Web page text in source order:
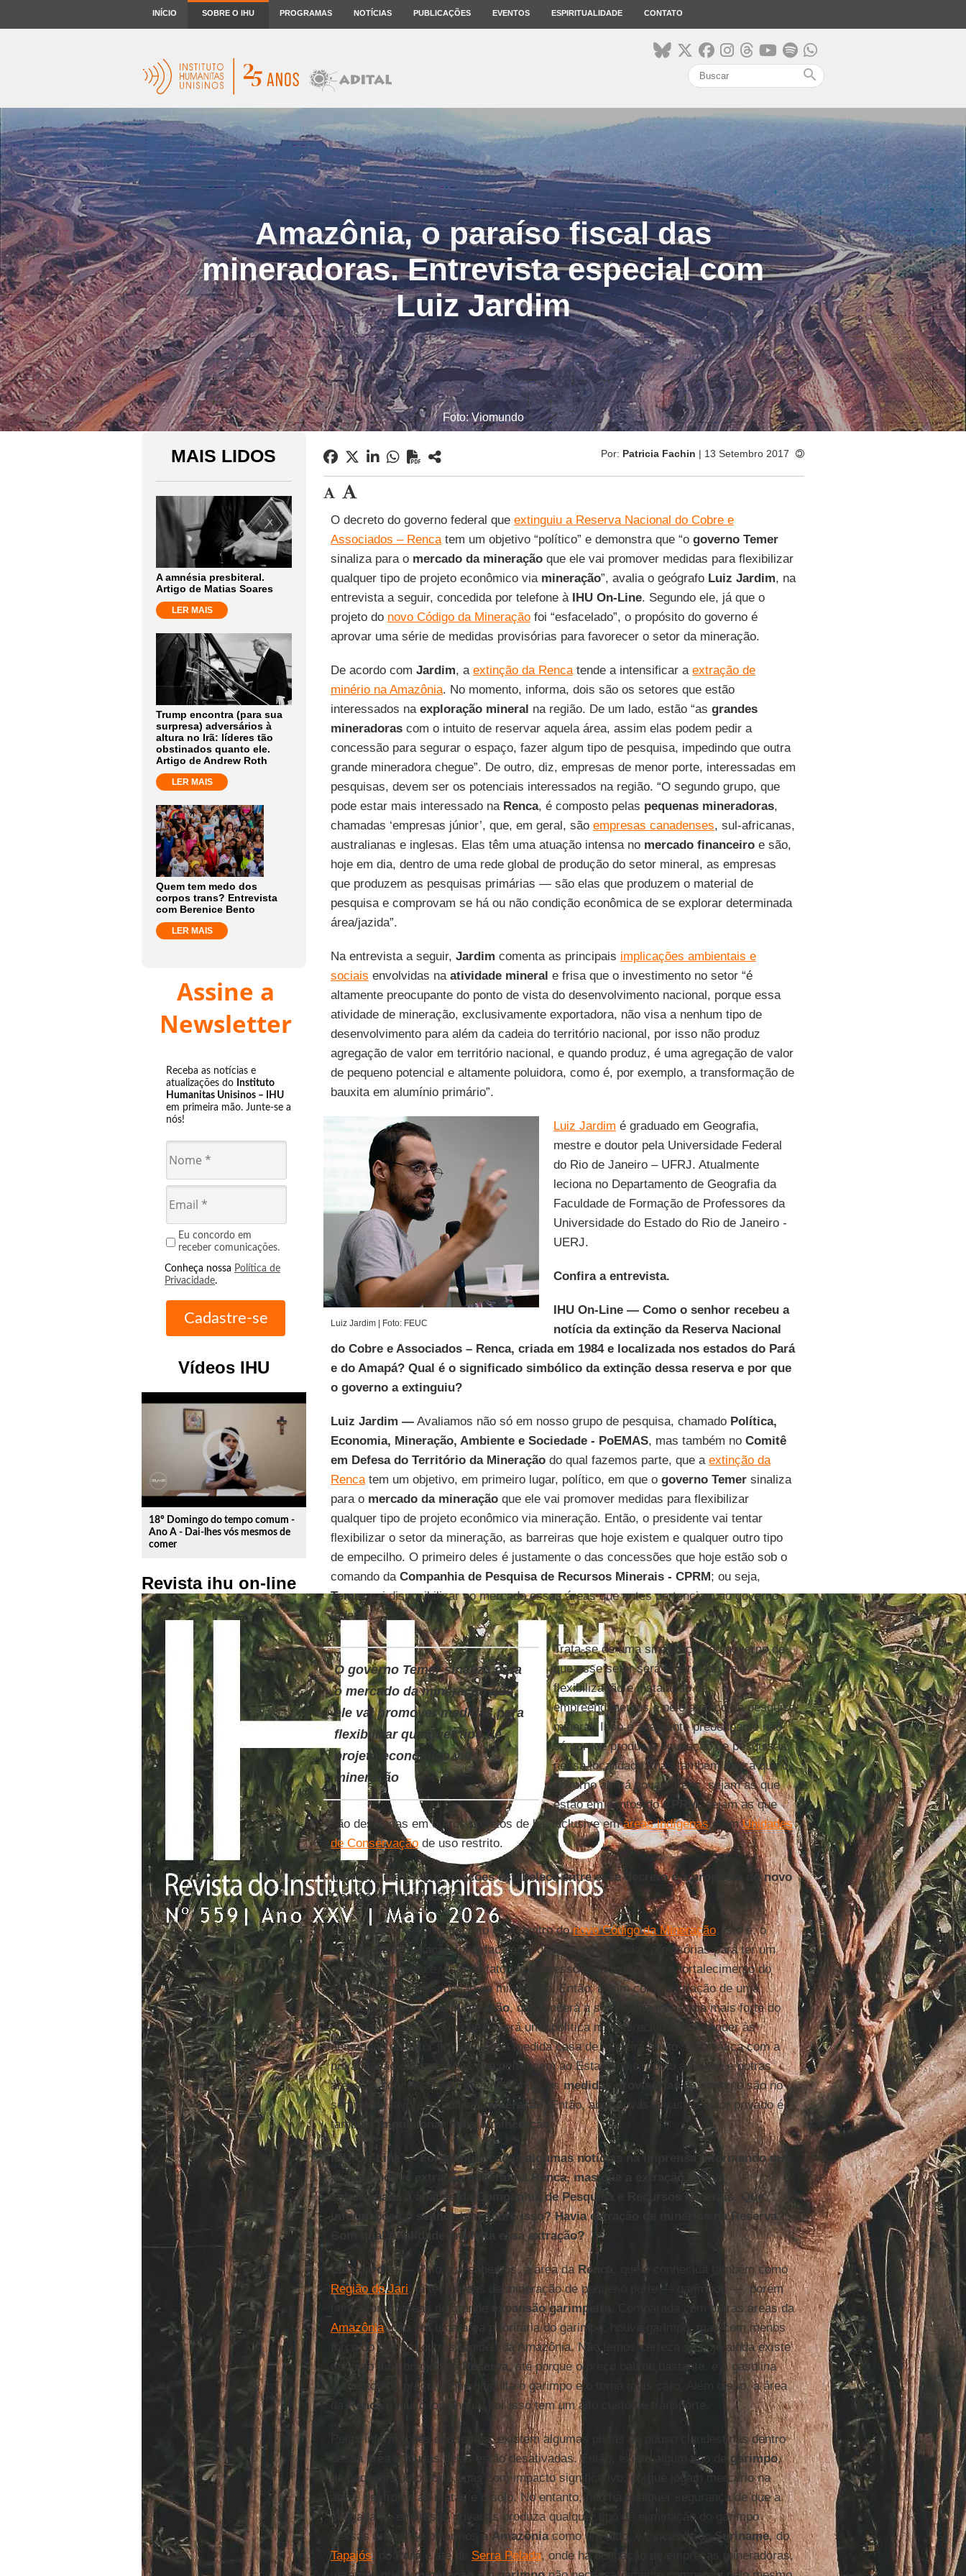
INÍCIO SOBRE O IHU PROGRAMAS NOTÍCIAS PUBLICAÇÕES EVENTOS ESPIRITUALIDADE CONTATO
search
Amazônia, o paraíso fiscal das
mineradoras. Entrevista especial com
Luiz Jardim
Foto: Viomundo
MAIS LIDOS
A amnésia presbiteral.
Artigo de Matias Soares
LER MAIS
Trump encontra (para sua
surpresa) adversários à
altura no Irã: líderes tão
obstinados quanto ele.
Artigo de Andrew Roth
LER MAIS
Quem tem medo dos
corpos trans? Entrevista
com Berenice Bento
LER MAIS
Assine a
Newsletter
Receba as notícias e
atualizações do Instituto
Humanitas Unisinos – IHU
em primeira mão. Junte-se a
nós!
Eu concordo em
receber comunicações.
Conheça nossa Política de
Privacidade.
Vídeos IHU
play_circle_outline
18º Domingo do tempo comum -
Ano A - Dai-lhes vós mesmos de
comer
Revista ihu on-line
Por: Patricia Fachin | 13 Setembro 2017
O decreto do governo federal que extinguiu a Reserva Nacional do Cobre e
Associados – Rencatem um objetivo “político” e demonstra que “ogoverno Temer
sinaliza para omercado da mineraçãoque ele vai promover medidas para flexibilizar
qualquer tipo de projeto econômico via mineração”, avalia o geógrafo Luiz Jardim, na
entrevista a seguir, concedida por telefone à IHU On-Line. Segundo ele, já que o
projeto do novo Código da Mineraçãofoi “esfacelado”, o propósito do governo é
aprovar uma série de medidas provisórias para favorecer o setor da mineração.
De acordo com Jardim, a extinção da Rencatende a intensificar a extração de
minério na Amazônia. No momento, informa, dois são os setores que estão
interessados na exploração mineral na região. De um lado, estão “as grandes
mineradorascom o intuito de reservar aquela área, assim elas podem pedir a
concessão para segurar o espaço, fazer algum tipo de pesquisa, impedindo que outra
grande mineradora chegue”. De outro, diz, empresas de menor porte, interessadas em
pesquisas, devem ser os potenciais interessados na região. “O segundo grupo, que
pode estar mais interessado na Renca, é composto pelas pequenas mineradoras,
chamadas ‘empresas júnior’, que, em geral, são empresas canadenses, sul-africanas,
australianas e inglesas. Elas têm uma atuação intensa no mercado financeiroe são,
hoje em dia, dentro de uma rede global de produção do setor mineral, as empresas
que produzem as pesquisas primárias — são elas que produzem o material de
pesquisa e comprovam se há ou não condição econômica de se explorar determinada
área/jazida”.
Na entrevista a seguir, Jardim comenta as principais implicações ambientais e
sociais envolvidas na atividade mineral e frisa que o investimento no setor “é
altamente preocupante do ponto de vista do desenvolvimento nacional, porque essa
atividade de mineração, exclusivamente exportadora, não visa a nenhum tipo de
desenvolvimento para além da cadeia do território nacional, por isso não produz
agregação de valor em território nacional, e quando produz, é uma agregação de valor
de pequeno potencial e altamente poluidora, como é, por exemplo, a transformação de
bauxita em alumínio primário”.
Luiz Jardim | Foto: FEUC
Luiz Jardim é graduado em Geografia,
mestre e doutor pela Universidade Federal
do Rio de Janeiro – UFRJ. Atualmente
leciona no Departamento de Geografia da
Faculdade de Formação de Professores da
Universidade do Estado do Rio de Janeiro -
UERJ.
Confira a entrevista.
IHU On-Line — Como o senhor recebeu a
notícia da extinção da Reserva Nacional
do Cobre e Associados – Renca, criada em 1984 e localizada nos estados do Pará
e do Amapá? Qual é o significado simbólico da extinção dessa reserva e por que
o governo a extinguiu?
Luiz Jardim —Avaliamos não só em nosso grupo de pesquisa, chamado Política,
Economia, Mineração, Ambiente e Sociedade - PoEMAS, mas também noComitê
em Defesa do Território da Mineraçãodo qual fazemos parte, que a extinção da
Rencatem um objetivo, em primeiro lugar, político, em que o governo Temersinaliza
para o mercado da mineraçãoque ele vai promover medidas para flexibilizar
qualquer tipo de projeto econômico via mineração. Então, o presidente vai tentar
flexibilizar o setor da mineração, as barreiras que hoje existem e qualquer outro tipo
de empecilho. O primeiro deles é justamente o das concessões que hoje estão sob o
comando da Companhia de Pesquisa de Recursos Minerais - CPRM; ou seja,
Temervai disponibilizar ao mercado essas áreas que antes pertenciam ao governo
federal.
O governo Temer sinaliza para
o mercado da mineração que
ele vai promover medidas para
flexibilizar qualquer tipo de
projeto econômico via
mineração
Trata-se de uma sinalização do governo de
que esse setor será favorecido pela
flexibilização e instalação de
empreendimentos e pelo avanço da pesquisa
mineral. Isso é altamente preocupante não
só porque produz a ocupação de pesquisas
nessa localidade, mas também indica que o
governo abrirá novas áreas, sejam as que
estão em pontos doCPRM, sejam as que
são desejadas em outros projetos de lei, inclusive emáreas indígenase emUnidades
de Conservaçãode uso restrito.
IHU On-Line — Que relações estabelece entre esse decreto e a proposta do novo
Código da Mineração?
Luiz Jardim —Esse decreto está dentro donovo Código da Mineração, isto é, o
Código da Mineraçãofoi esfacelado, dividido em medidas provisórias para ter um
rápido andamento e visa, de fato, ao processo de privatização e fortalecimento do
setor privado na discussão da mineração. Então, assim como a criação de uma
Agência Nacional de Mineração, que tenderá a sofrer uma influência mais forte do
setor da mineração, em que haverá uma política mais direcionada a atender às
demandas do setor privado, essa medida casa de maneira muito sintomática com a
privatização dessas áreas que pertencem ao Estado hoje, como a Renca e outras
áreas de concessão. Ao mesmo tempo, asmedidas provisóriasdo governo são no
sentido de favorecer mais amineração. Então, abrir novas áreas ao setor privado é
também
impulsionar mais a mineração .
IHU On-Line — Foram publicadas algumas notícias na imprensa informando que
sempre houve extração mineral na Renca, mas que a extração estava
subordinada à análise da Companhia de Pesquisa e Recursos Minerais. Que
informações o senhor tem sobre isso? Havia extração de minérios na Reserva?
Com qual finalidade era feita essa extração?
Luiz Jardim — Pelo que sabemos, a área daRenca
, que é conhecida também como
Região do Jari , já teve áreas de mineração de pequeno porte — garimpos —, porém
nunca foram áreas de grande
expansão garimpeira
. Comparada com outras áreas da
Amazônia, não era uma área prioritária do garimpo; houve garimpo, mas com menos
força do que em outras regiões da Amazônia. Não temos certeza se hoje ainda existe
garimpo funcionando naReserva, até porque o preço baixou bastante, e a gasolina
aumentou de preço, o que dificulta o garimpo e o torna mais caro. Além disso, a área
Renca é muito longínqua, por isso tem um alto custo de transporte.
Pelas informações que temos, existem algumas pistas de pouso clandestinas dentro
dessa área e muitas delas estão desativadas. Então, existe algum tipo de garimpo,
de pequeníssimo porte, mas com impacto significativo, porque jogam mercúrio na
água, destroem as matas e o solo. No entanto, não há qualquer segurança de que a
chegada de empresas privadas produza qualquer tipo de eliminação do garimpo
nessas áreas. Se olharmos aAmazôniacomo um todo, e os casos doSuriname, do
Tapajós, do Paráe até de Serra Pelada, onde há ocupação de empresas mineradoras,